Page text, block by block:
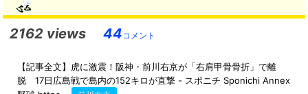
2162 views 44 コメント
【記事全文】虎に激震！阪神・前川右京が「右肩甲骨骨折」で離
脱 17日広島戦で島内の152キロが直撃 - スポニチ Sponichi Annex